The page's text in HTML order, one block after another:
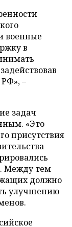
военные
в
–
задач
«Это
присутствия
Между тем
должно
улучшению